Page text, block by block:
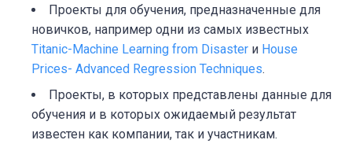
Проекты для обучения, предназначенные для
новичков, например одни из самых известных
Titanic-Machine Learning from Disaster и House
Prices- Advanced Regression Techniques.
Проекты, в которых представлены данные для
обучения и в которых ожидаемый результат
известен как компании, так и участникам.